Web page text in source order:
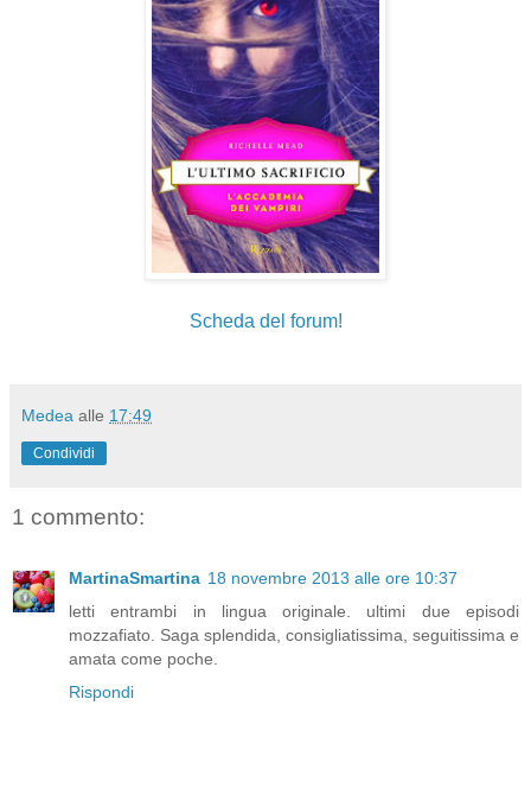
Scheda del forum!
Medea alle 17:49
Condividi
1 commento:
MartinaSmartina 18 novembre 2013 alle ore 10:37
letti entrambi in lingua originale. ultimi due episodi
mozzafiato. Saga splendida, consigliatissima, seguitissima e
amata come poche.
Rispondi